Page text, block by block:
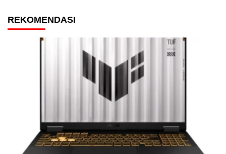
REKOMENDASI